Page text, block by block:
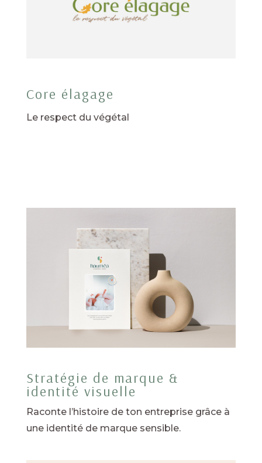
Core élagage
Le respect du végétal
Stratégie de marque &
identité visuelle
Raconte l’histoire de ton entreprise grâce à
une identité de marque sensible.